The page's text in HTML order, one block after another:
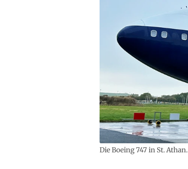
Die Boeing 747 in St. Athan.